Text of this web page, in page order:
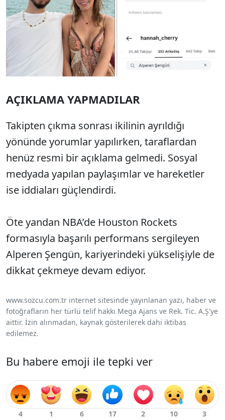
AÇIKLAMA YAPMADILAR
Takipten çıkma sonrası ikilinin ayrıldığı
yönünde yorumlar yapılırken, taraflardan
henüz resmi bir açıklama gelmedi. Sosyal
medyada yapılan paylaşımlar ve hareketler
ise iddiaları güçlendirdi.
Öte yandan NBA’de Houston Rockets
formasıyla başarılı performans sergileyen
Alperen Şengün, kariyerindeki yükselişiyle de
dikkat çekmeye devam ediyor.
www.sozcu.com.tr internet sitesinde yayınlanan yazı, haber ve
fotoğrafların her türlü telif hakkı Mega Ajans ve Rek. Tic. A.Ş'ye
aittir. İzin alınmadan, kaynak gösterilerek dahi iktibas
edilemez.
Bu habere emoji ile tepki ver